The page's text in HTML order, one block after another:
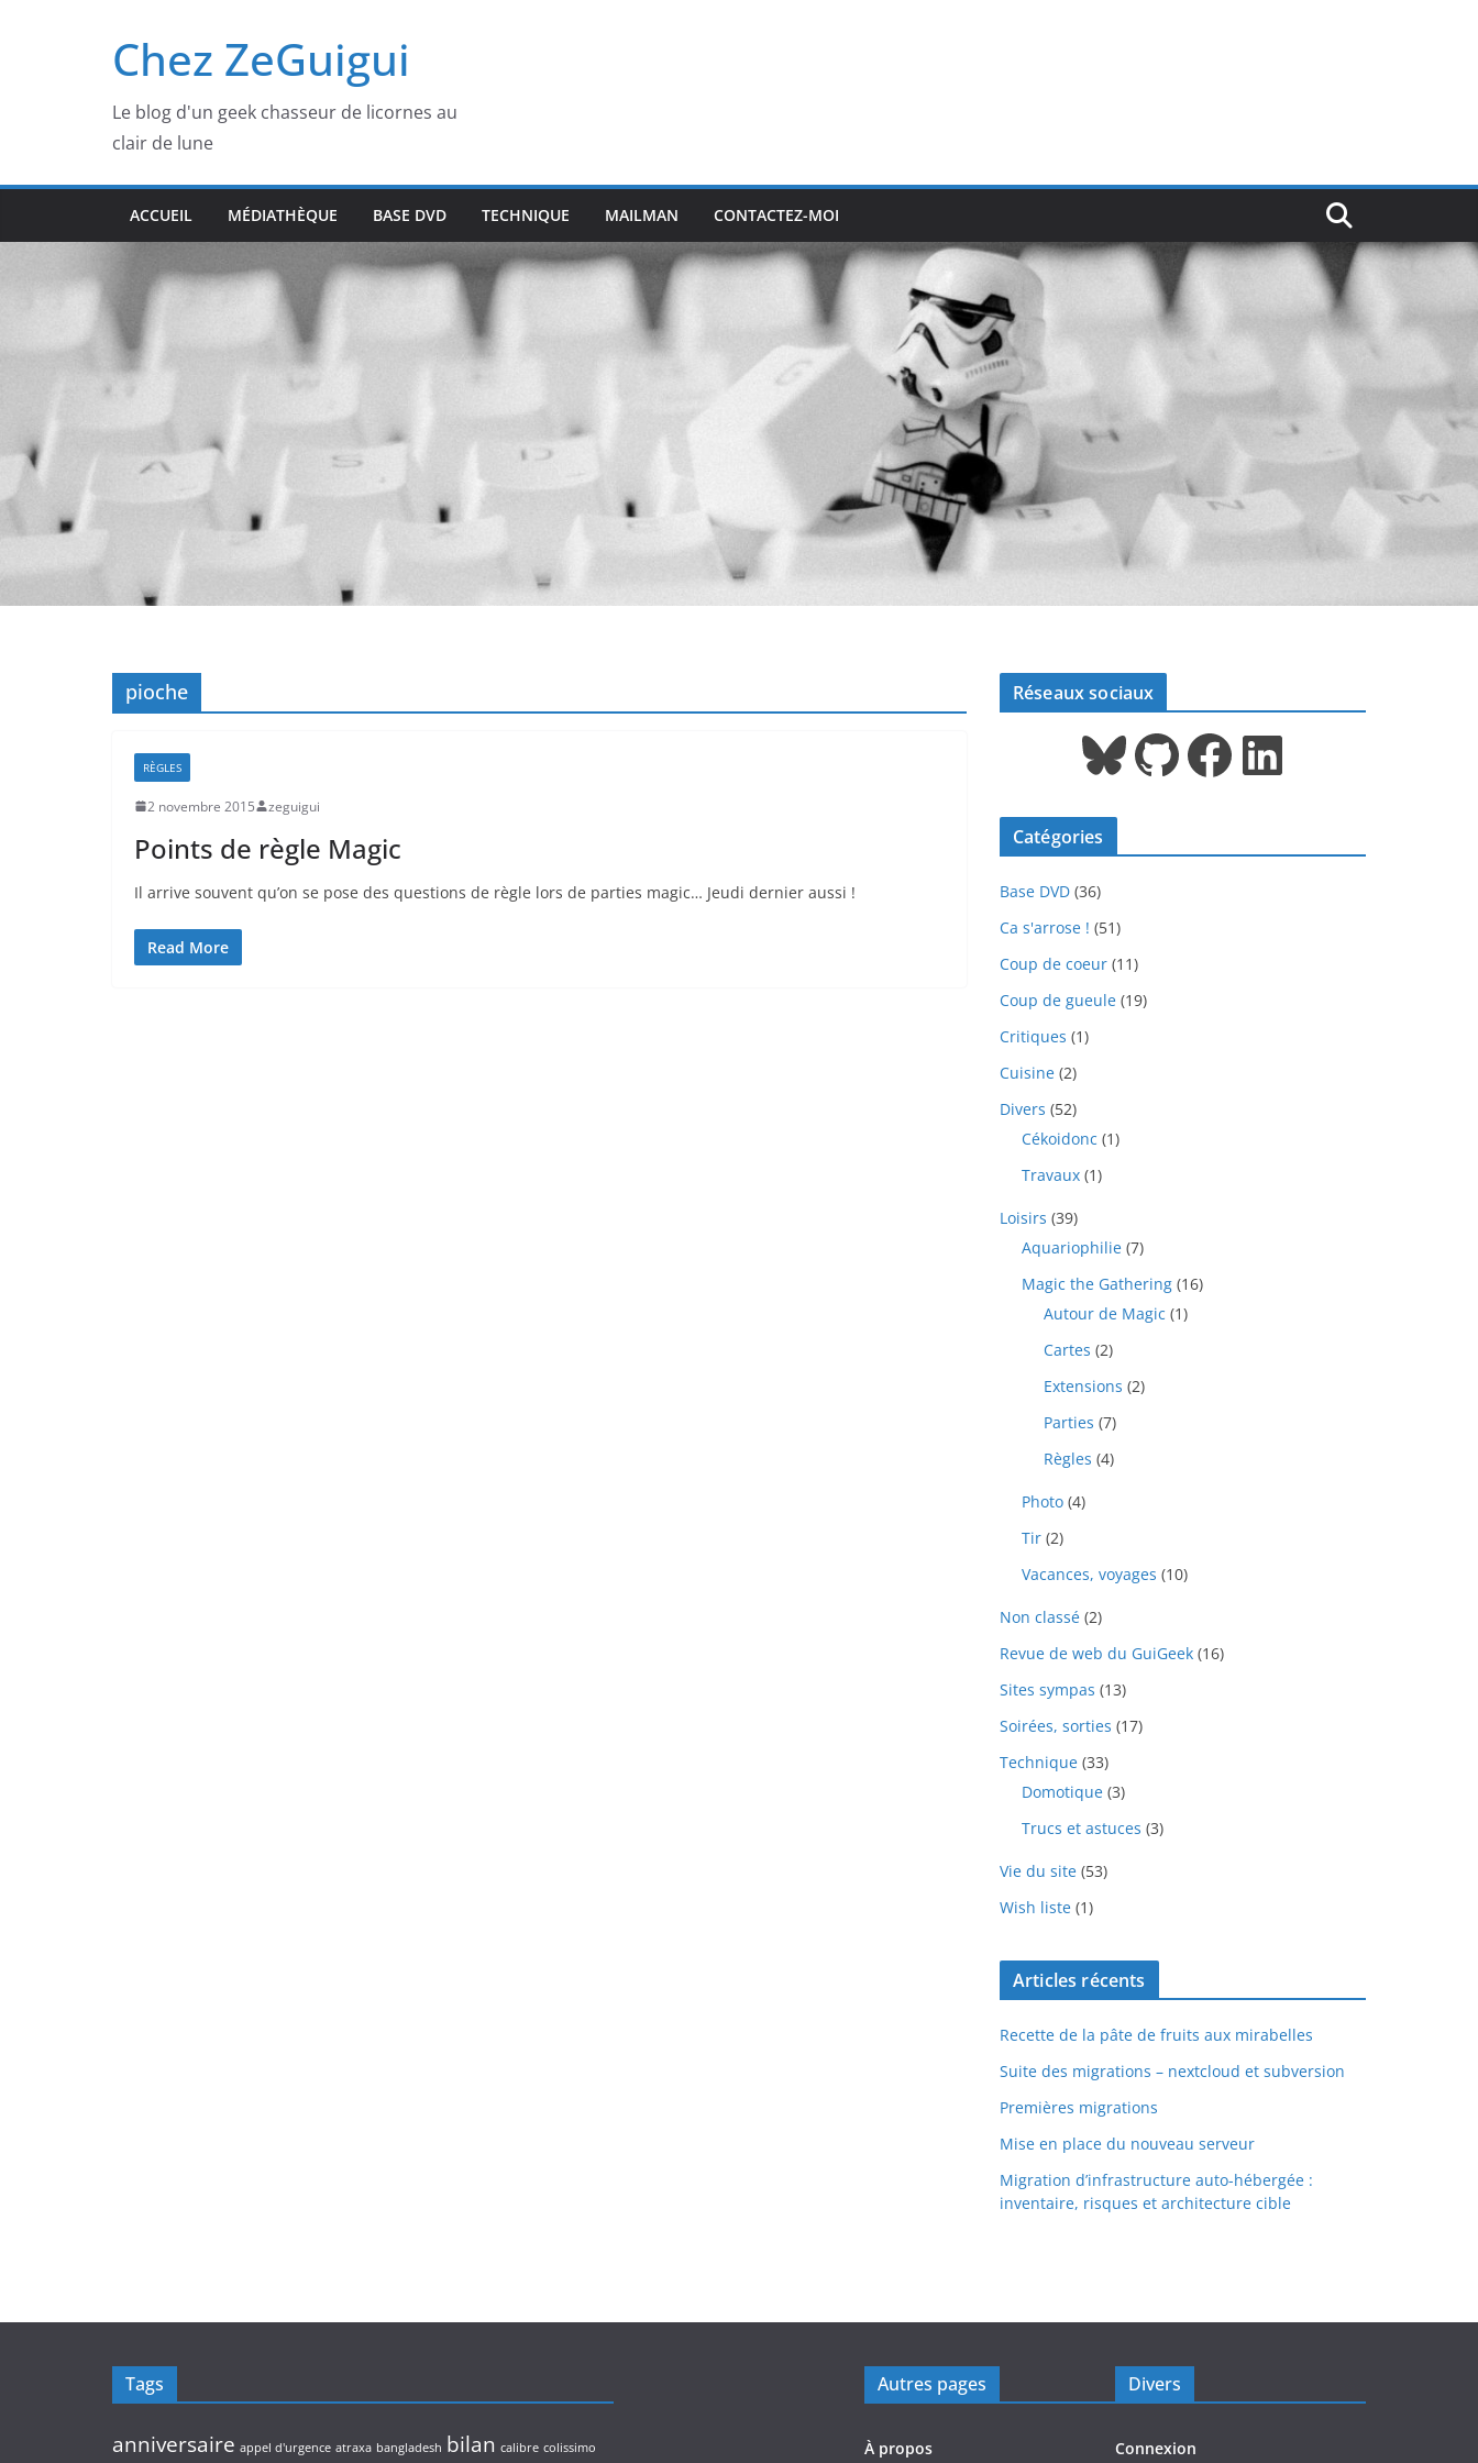
Chez ZeGuigui
Le blog d'un geek chasseur de licornes au
clair de lune
ACCUEIL MÉDIATHÈQUE BASE DVD TECHNIQUE MAILMAN CONTACTEZ-MOI
pioche
RÈGLES
2 novembre 2015 zeguigui
Points de règle Magic
Il arrive souvent qu’on se pose des questions de règle lors de parties magic… Jeudi dernier aussi !
Read More
Réseaux sociaux
Bluesky GitHub Facebook LinkedIn
Catégories
Base DVD (36)
Ca s'arrose ! (51)
Coup de coeur (11)
Coup de gueule (19)
Critiques (1)
Cuisine (2)
Divers (52)
Cékoidonc (1)
Travaux (1)
Loisirs (39)
Aquariophilie (7)
Magic the Gathering (16)
Autour de Magic (1)
Cartes (2)
Extensions (2)
Parties (7)
Règles (4)
Photo (4)
Tir (2)
Vacances, voyages (10)
Non classé (2)
Revue de web du GuiGeek (16)
Sites sympas (13)
Soirées, sorties (17)
Technique (33)
Domotique (3)
Trucs et astuces (3)
Vie du site (53)
Wish liste (1)
Articles récents
Recette de la pâte de fruits aux mirabelles
Suite des migrations – nextcloud et subversion
Premières migrations
Mise en place du nouveau serveur
Migration d’infrastructure auto-hébergée :
inventaire, risques et architecture cible
Tags
anniversaire appel d'urgence atraxa bangladesh bilan calibre colissimo
Autres pages
À propos
Divers
Connexion